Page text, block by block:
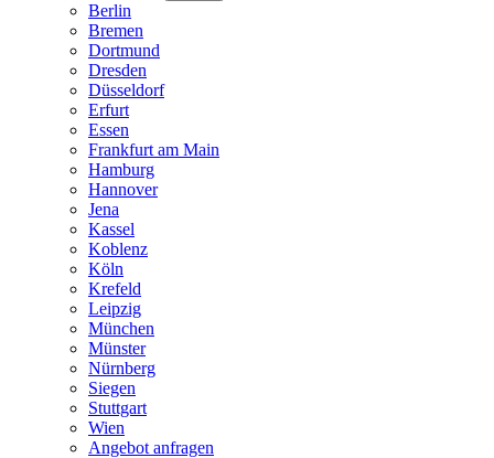
Berlin
Bremen
Dortmund
Dresden
Düsseldorf
Erfurt
Essen
Frankfurt am Main
Hamburg
Hannover
Jena
Kassel
Koblenz
Köln
Krefeld
Leipzig
München
Münster
Nürnberg
Siegen
Stuttgart
Wien
Angebot anfragen